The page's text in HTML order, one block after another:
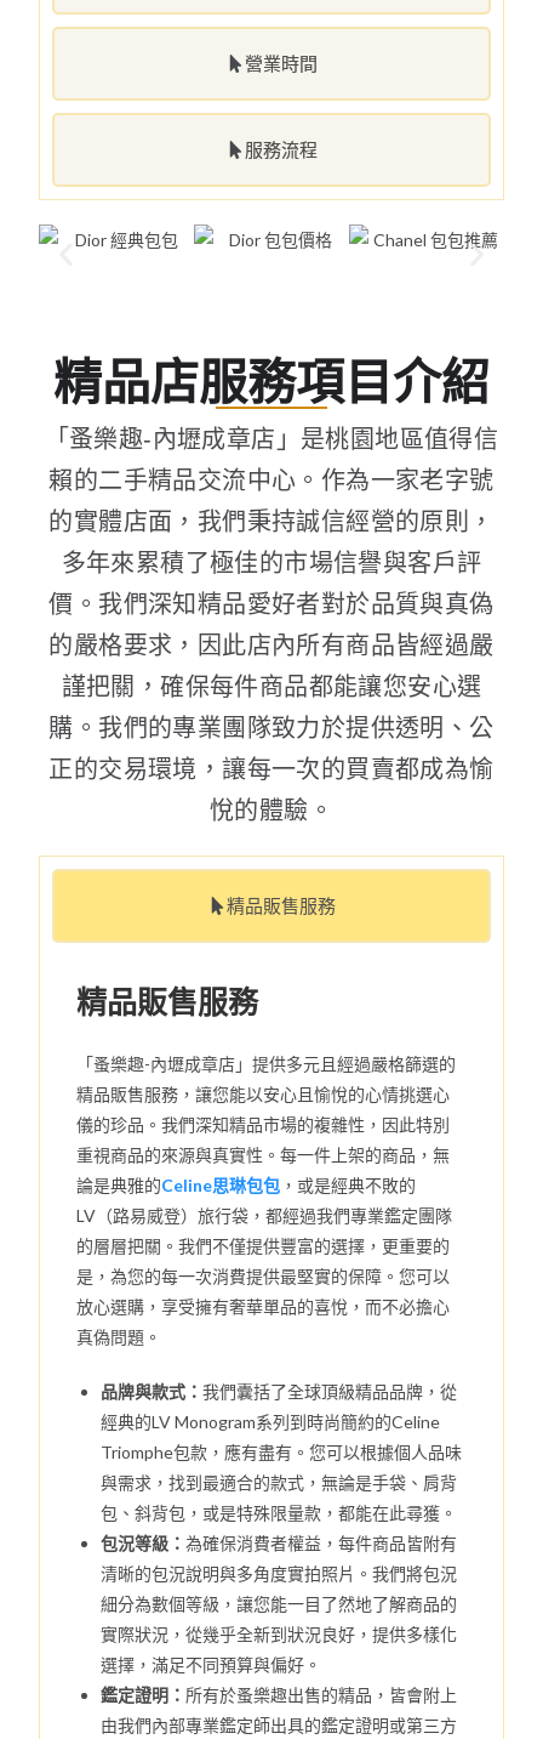
營業時間
服務流程
精品店服務項目介紹
「蚤樂趣-內壢成章店」是桃園地區值得信
賴的二手精品交流中心。作為一家老字號
的實體店面，我們秉持誠信經營的原則，
多年來累積了極佳的市場信譽與客戶評
價。我們深知精品愛好者對於品質與真偽
的嚴格要求，因此店內所有商品皆經過嚴
謹把關，確保每件商品都能讓您安心選
購。我們的專業團隊致力於提供透明、公
正的交易環境，讓每一次的買賣都成為愉
悅的體驗。
精品販售服務
精品販售服務
「蚤樂趣-內壢成章店」提供多元且經過嚴格篩選的
精品販售服務，讓您能以安心且愉悅的心情挑選心
儀的珍品。我們深知精品市場的複雜性，因此特別
重視商品的來源與真實性。每一件上架的商品，無
論是典雅的Celine思琳包包 ，或是經典不敗的
LV（路易威登）旅行袋，都經過我們專業鑑定團隊
的層層把關。我們不僅提供豐富的選擇，更重要的
是，為您的每一次消費提供最堅實的保障。您可以
放心選購，享受擁有奢華單品的喜悅，而不必擔心
真偽問題。
品牌與款式：我們囊括了全球頂級精品品牌，從
經典的LV Monogram系列到時尚簡約的Celine
Triomphe包款，應有盡有。您可以根據個人品味
與需求，找到最適合的款式，無論是手袋、肩背
包、斜背包，或是特殊限量款，都能在此尋獲。
包況等級：為確保消費者權益，每件商品皆附有
清晰的包況說明與多角度實拍照片。我們將包況
細分為數個等級，讓您能一目了然地了解商品的
實際狀況，從幾乎全新到狀況良好，提供多樣化
選擇，滿足不同預算與偏好。
鑑定證明： 所有於蚤樂趣出售的精品，皆會附上
由我們內部專業鑑定師出具的鑑定證明或第三方